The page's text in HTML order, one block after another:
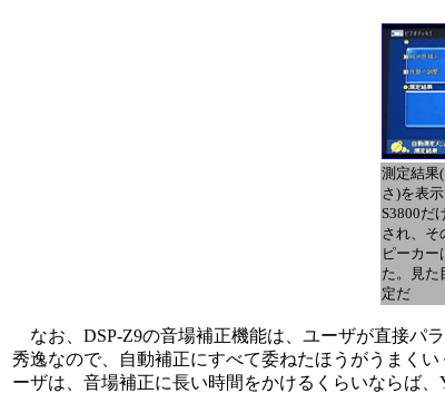
測定結果
さ)を表示
S3800だ
され、そ
ピーカー
た。見た
定だ
なお、DSP-Z9の音場補正機能は、ユーザが直接パ
秀逸なので、自動補正にすべて委ねたほうがうまく
ーザは、音場補正に長い時間をかけるくらいならば